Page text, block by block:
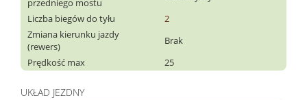
przedniego mostu
Liczba biegów do tyłu
2
Zmiana kierunku jazdy
(rewers)
Brak
Prędkość max
25
UKŁAD JEZDNY